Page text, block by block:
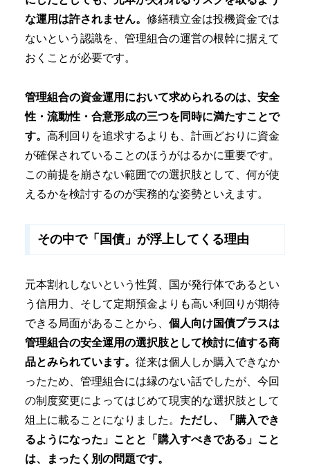
な運用は許されません。 修繕積立金は投機資金では
ないという認識を、管理組合の運営の根幹に据えて
おくことが必要です。
管理組合の資金運用において求められるのは、安全
性・流動性・合意形成の三つを同時に満たすことで
す。 高利回りを追求するよりも、計画どおりに資金
が確保されていることのほうがはるかに重要です。
この前提を崩さない範囲での選択肢として、何が使
えるかを検討するのが実務的な姿勢といえます。
その中で「国債」が浮上してくる理由
元本割れしないという性質、国が発行体であるとい
う信用力、そして定期預金よりも高い利回りが期待
できる局面があることから、 個人向け国債プラスは
管理組合の安全運用の選択肢として検討に値する商
品とみられています。 従来は個人しか購入できなか
ったため、管理組合には縁のない話でしたが、今回
の制度変更によってはじめて現実的な選択肢として
俎上に載ることになりました。 ただし、「購入でき
るようになった」ことと「購入すべきである」こと
は、まったく別の問題です。